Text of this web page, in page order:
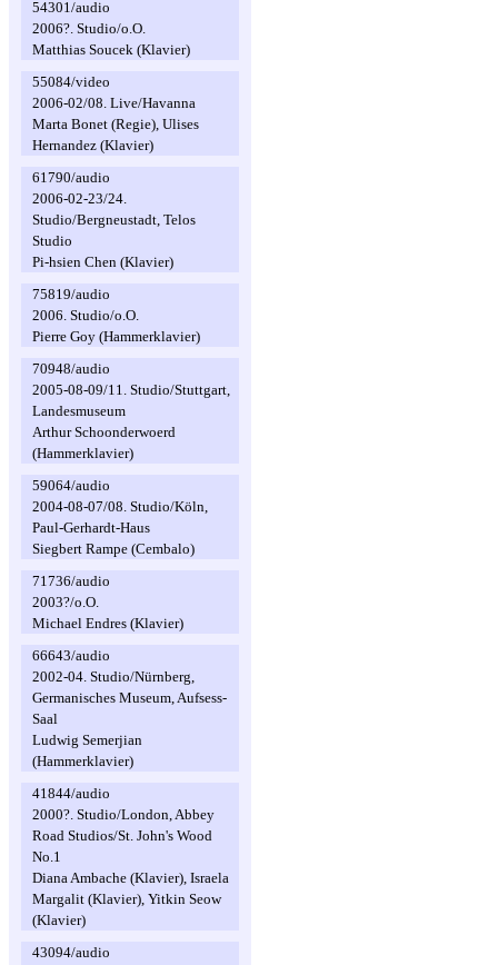
54301/audio
2006?. Studio/o.O.
Matthias Soucek (Klavier)
55084/video
2006-02/08. Live/Havanna
Marta Bonet (Regie), Ulises
Hernandez (Klavier)
61790/audio
2006-02-23/24.
Studio/Bergneustadt, Telos
Studio
Pi-hsien Chen (Klavier)
75819/audio
2006. Studio/o.O.
Pierre Goy (Hammerklavier)
70948/audio
2005-08-09/11. Studio/Stuttgart,
Landesmuseum
Arthur Schoonderwoerd
(Hammerklavier)
59064/audio
2004-08-07/08. Studio/Köln,
Paul-Gerhardt-Haus
Siegbert Rampe (Cembalo)
71736/audio
2003?/o.O.
Michael Endres (Klavier)
66643/audio
2002-04. Studio/Nürnberg,
Germanisches Museum, Aufsess-
Saal
Ludwig Semerjian
(Hammerklavier)
41844/audio
2000?. Studio/London, Abbey
Road Studios/St. John's Wood
No.1
Diana Ambache (Klavier), Israela
Margalit (Klavier), Yitkin Seow
(Klavier)
43094/audio